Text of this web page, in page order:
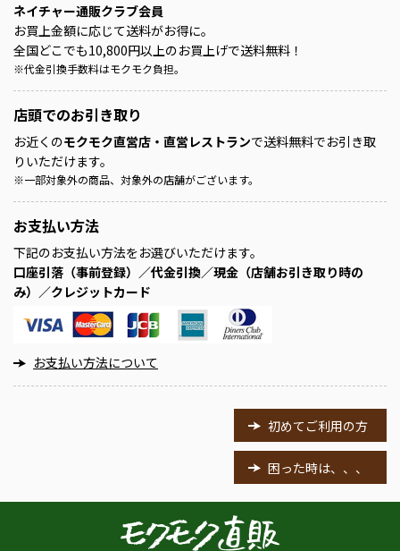
ネイチャー通販クラブ会員
お買上金額に応じて送料がお得に。
全国どこでも10,800円以上のお買上げで送料無料！
※代金引換手数料はモクモク負担。
店頭でのお引き取り
お近くのモクモク直営店・直営レストランで送料無料でお引き取
りいただけます。
※一部対象外の商品、対象外の店舗がございます。
お支払い方法
下記のお支払い方法をお選びいただけます。
口座引落（事前登録）／代金引換／現金（店舗お引き取り時の
み）／クレジットカード
お支払い方法について
初めてご利用の方
困った時は、、、